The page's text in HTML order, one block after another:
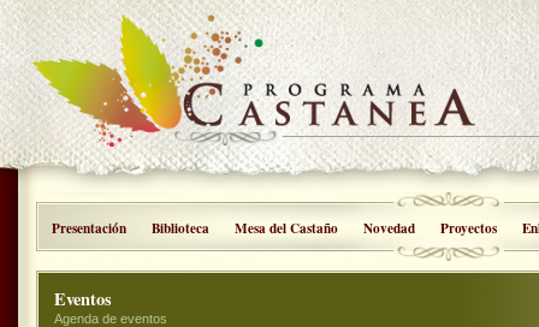
Presentación Biblioteca Mesa del Castaño Novedad Proyectos
Eventos
Agenda de eventos